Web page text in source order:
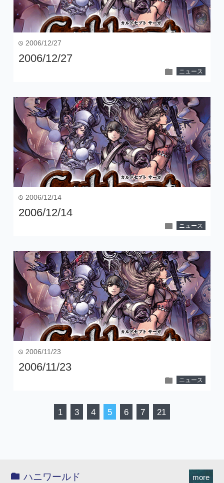
time 2006/12/27
2006/12/27
folder ニュース
time 2006/12/14
2006/12/14
folder ニュース
time 2006/11/23
2006/11/23
folder ニュース
1 3 4 5 6 7 21
more
ハニワールド